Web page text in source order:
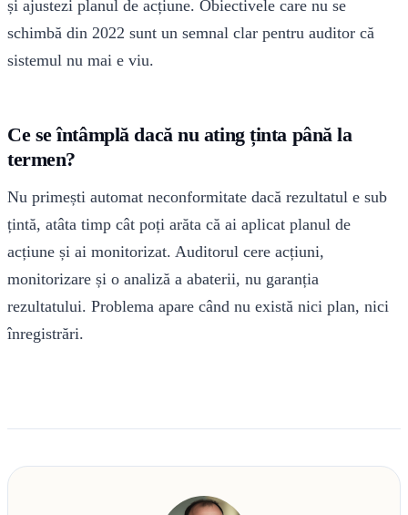
și ajustezi planul de acțiune. Obiectivele care nu se
schimbă din 2022 sunt un semnal clar pentru auditor că
sistemul nu mai e viu.
Ce se întâmplă dacă nu ating ținta până la
termen?
Nu primești automat neconformitate dacă rezultatul e sub
țintă, atâta timp cât poți arăta că ai aplicat planul de
acțiune și ai monitorizat. Auditorul cere acțiuni,
monitorizare și o analiză a abaterii, nu garanția
rezultatului. Problema apare când nu există nici plan, nici
înregistrări.